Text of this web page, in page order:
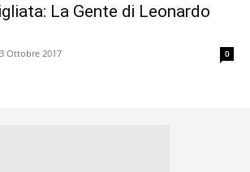
La Gente di Leonardo
3 Ottobre 2017 0